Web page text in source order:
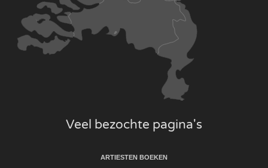
Veel bezochte pagina's
ARTIESTEN BOEKEN